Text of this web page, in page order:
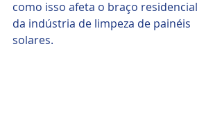
como isso afeta o braço residencial
da indústria de limpeza de painéis
solares.